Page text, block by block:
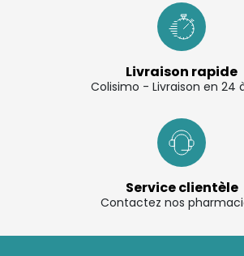
Livraison rapide
Colisimo - Livraison en 24
Service clientèle
Contactez nos